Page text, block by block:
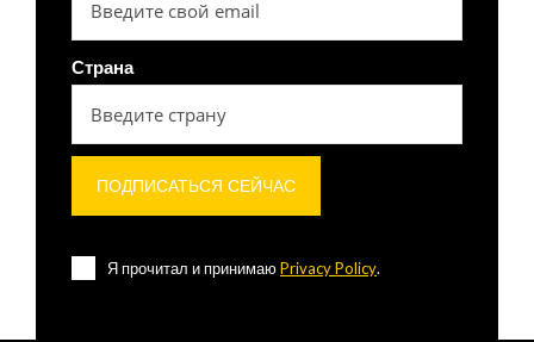
Страна
Я прочитал и принимаюPrivacy Policy.